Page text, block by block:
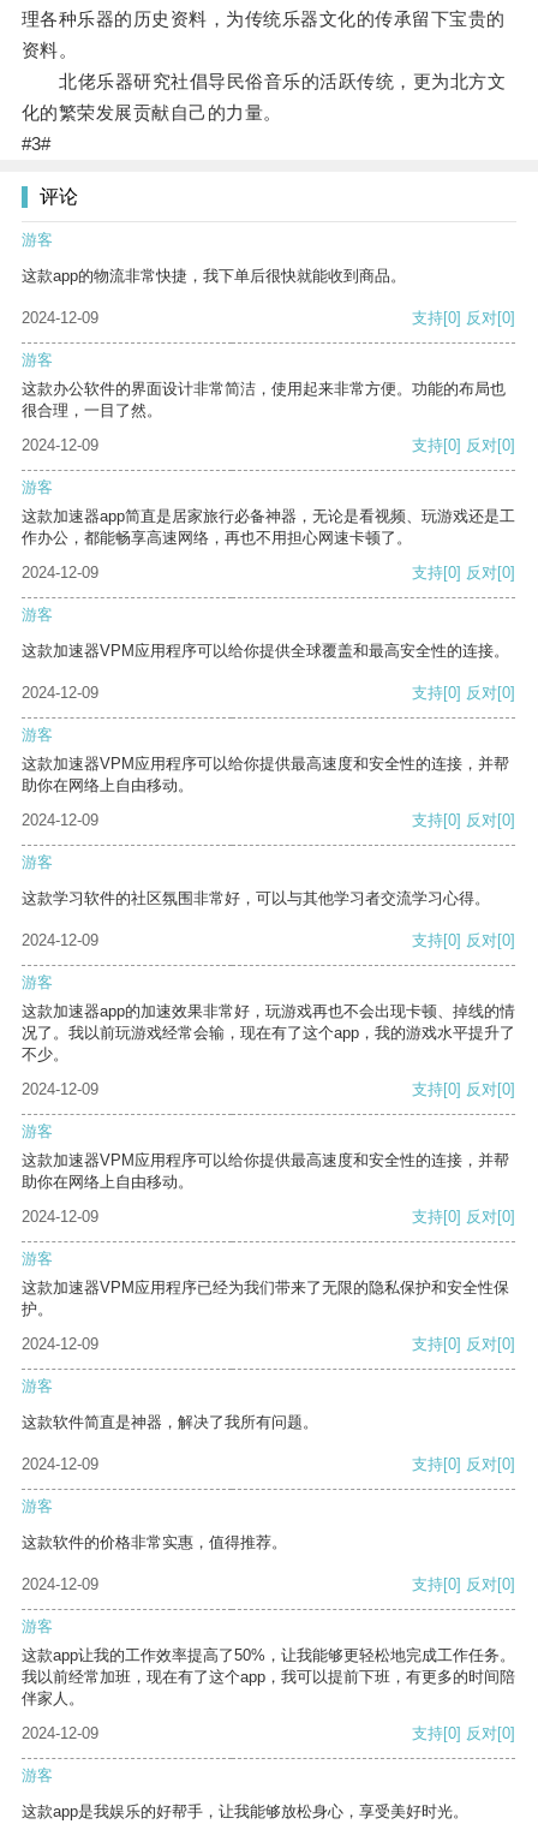
理各种乐器的历史资料，为传统乐器文化的传承留下宝贵的
资料。
北佬乐器研究社倡导民俗音乐的活跃传统，更为北方文
化的繁荣发展贡献自己的力量。
#3#
评论
游客
这款app的物流非常快捷，我下单后很快就能收到商品。
2024-12-09 支持[0] 反对[0]
游客
这款办公软件的界面设计非常简洁，使用起来非常方便。功能的布局也
很合理，一目了然。
2024-12-09
支持[0] 反对[0]
游客
这款加速器app简直是居家旅行必备神器，无论是看视频、玩游戏还是工
作办公，都能畅享高速网络，再也不用担心网速卡顿了。
2024-12-09
支持[0] 反对[0]
游客
这款加速器VPM应用程序可以给你提供全球覆盖和最高安全性的连接。
2024-12-09 支持[0] 反对[0]
游客
这款加速器VPM应用程序可以给你提供最高速度和安全性的连接，并帮
助你在网络上自由移动。
2024-12-09
支持[0] 反对[0]
游客
这款学习软件的社区氛围非常好，可以与其他学习者交流学习心得。
2024-12-09 支持[0] 反对[0]
游客
这款加速器app的加速效果非常好，玩游戏再也不会出现卡顿、掉线的情
况了。我以前玩游戏经常会输，现在有了这个app，我的游戏水平提升了
不少。
2024-12-09
支持[0] 反对[0]
游客
这款加速器VPM应用程序可以给你提供最高速度和安全性的连接，并帮
助你在网络上自由移动。
2024-12-09
支持[0] 反对[0]
游客
这款加速器VPM应用程序已经为我们带来了无限的隐私保护和安全性保
护。
2024-12-09
支持[0] 反对[0]
游客
这款软件简直是神器，解决了我所有问题。
2024-12-09 支持[0] 反对[0]
游客
这款软件的价格非常实惠，值得推荐。
2024-12-09 支持[0] 反对[0]
游客
这款app让我的工作效率提高了50%，让我能够更轻松地完成工作任务。
我以前经常加班，现在有了这个app，我可以提前下班，有更多的时间陪
伴家人。
2024-12-09
支持[0] 反对[0]
游客
这款app是我娱乐的好帮手，让我能够放松身心，享受美好时光。